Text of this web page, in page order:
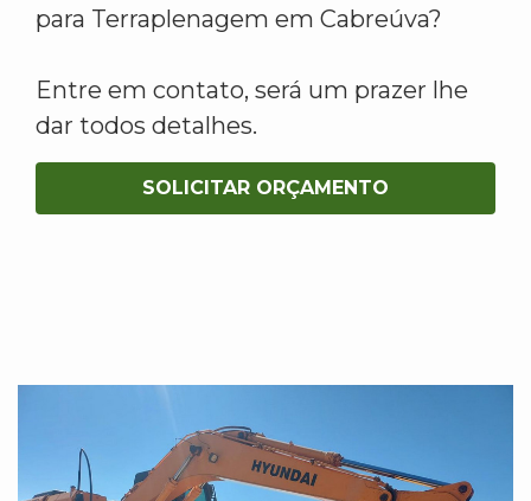
para Terraplenagem em Cabreúva?
Entre em contato, será um prazer lhe
dar todos detalhes.
SOLICITAR ORÇAMENTO